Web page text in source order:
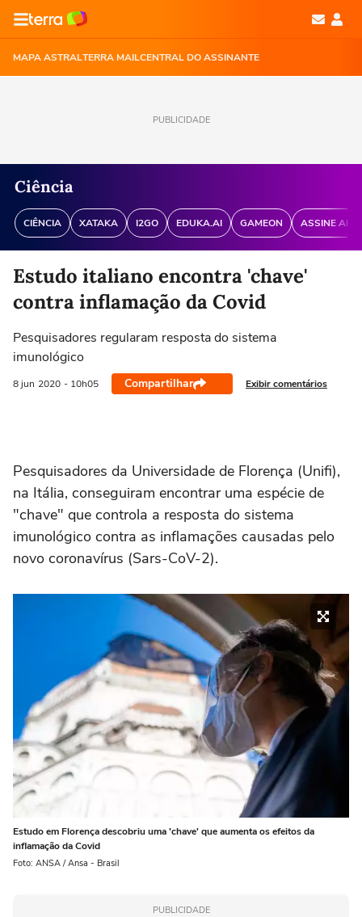
MAPA ASTRALTERRA MAILCENTRAL DO ASSINANTE
PUBLICIDADE
Ciência
CIÊNCIA XATAKA I2GO EDUKA.AI GAMEON ASSINE
Estudo italiano encontra 'chave'
contra inflamação da Covid
Pesquisadores regularam resposta do sistema
imunológico
8 jun 2020 - 10h05 Compartilhar Exibir comentários
Pesquisadores da Universidade de Florença (Unifi),
na Itália, conseguiram encontrar uma espécie de
"chave" que controla a resposta do sistema
imunológico contra as inflamações causadas pelo
novo coronavírus (Sars-CoV-2).
Estudo em Florença descobriu uma 'chave' que aumenta os efeitos da
inflamação da Covid
Foto: ANSA / Ansa - Brasil
PUBLICIDADE